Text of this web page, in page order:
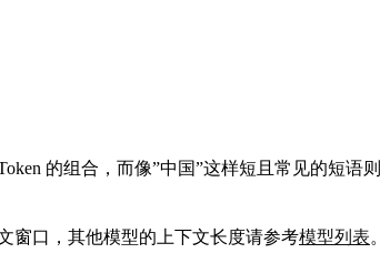
的组合，而像”中国”这样短且常见的短语
窗口，其他模型的上下文长度请参考模型列表。